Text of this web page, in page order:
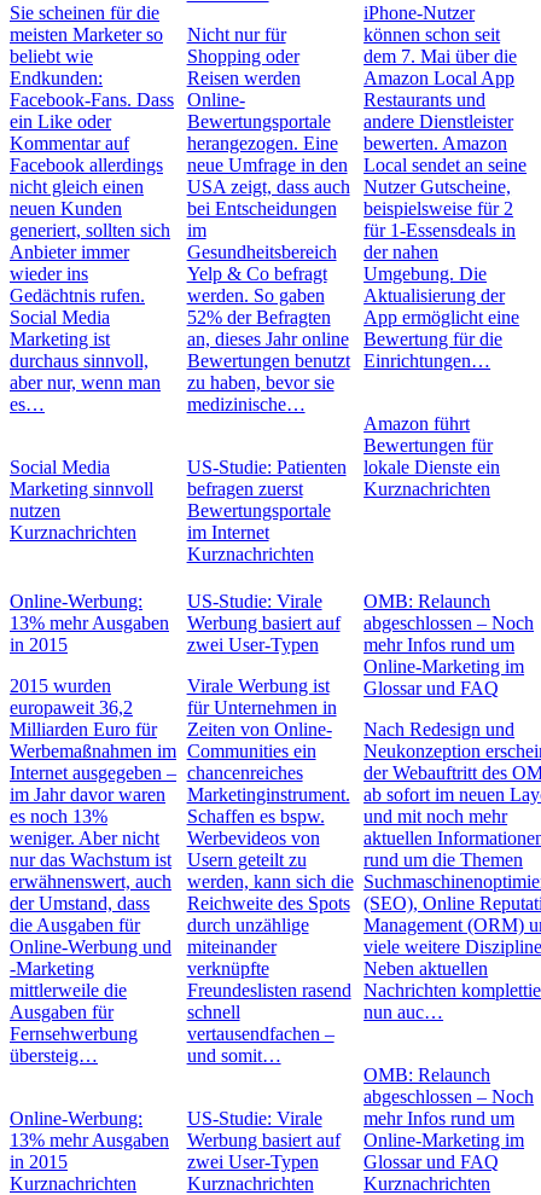
Sie scheinen für die
meisten Marketer so
beliebt wie
Endkunden:
Facebook-Fans. Dass
ein Like oder
Kommentar auf
Facebook allerdings
nicht gleich einen
neuen Kunden
generiert, sollten sich
Anbieter immer
wieder ins
Gedächtnis rufen.
Social Media
Marketing ist
durchaus sinnvoll,
aber nur, wenn man
es…
Social Media
Marketing sinnvoll
nutzen
Kurznachrichten
Nicht nur für
Shopping oder
Reisen werden
Online-
Bewertungsportale
herangezogen. Eine
neue Umfrage in den
USA zeigt, dass auch
bei Entscheidungen
im
Gesundheitsbereich
Yelp & Co befragt
werden. So gaben
52% der Befragten
an, dieses Jahr online
Bewertungen benutzt
zu haben, bevor sie
medizinische…
US-Studie: Patienten
befragen zuerst
Bewertungsportale
im Internet
Kurznachrichten
iPhone-Nutzer
können schon seit
dem 7. Mai über die
Amazon Local App
Restaurants und
andere Dienstleister
bewerten. Amazon
Local sendet an seine
Nutzer Gutscheine,
beispielsweise für 2
für 1-Essensdeals in
der nahen
Umgebung. Die
Aktualisierung der
App ermöglicht eine
Bewertung für die
Einrichtungen…
Amazon führt
Bewertungen für
lokale Dienste ein
Kurznachrichten
Online-Werbung:
13% mehr Ausgaben
in 2015
2015 wurden
europaweit 36,2
Milliarden Euro für
Werbemaßnahmen im
Internet ausgegeben –
im Jahr davor waren
es noch 13%
weniger. Aber nicht
nur das Wachstum ist
erwähnenswert, auch
der Umstand, dass
die Ausgaben für
Online-Werbung und
-Marketing
mittlerweile die
Ausgaben für
Fernsehwerbung
übersteig…
Online-Werbung:
13% mehr Ausgaben
in 2015
Kurznachrichten
US-Studie: Virale
Werbung basiert auf
zwei User-Typen
Virale Werbung ist
für Unternehmen in
Zeiten von Online-
Communities ein
chancenreiches
Marketinginstrument.
Schaffen es bspw.
Werbevideos von
Usern geteilt zu
werden, kann sich die
Reichweite des Spots
durch unzählige
miteinander
verknüpfte
Freundeslisten rasend
schnell
vertausendfachen –
und somit…
US-Studie: Virale
Werbung basiert auf
zwei User-Typen
Kurznachrichten
OMB: Relaunch
abgeschlossen – Noch
mehr Infos rund um
Online-Marketing im
Glossar und FAQ
Nach Redesign und
Neukonzeption
der Webauftritt des
ab sofort im neuen
und mit noch mehr
aktuellen
rund um die Themen
(SEO), Online
Management (ORM)
viele weitere
Neben aktuellen
Nachrichten
nun auc…
OMB: Relaunch
abgeschlossen – Noch
mehr Infos rund um
Online-Marketing im
Glossar und FAQ
Kurznachrichten